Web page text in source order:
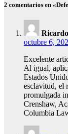
2 comentarios en
octubre 6,
Excelente
Al igual,
Estados
esclavitud,
promulgada
Crenshaw,
Columbia